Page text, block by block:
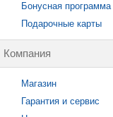
Бонусная программа
Подарочные карты
Компания
Магазин
Гарантия и сервис